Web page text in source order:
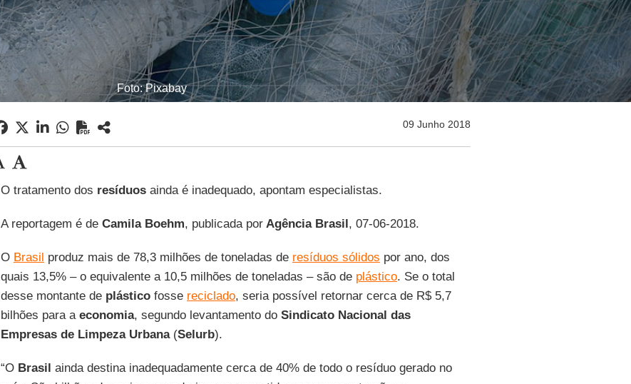
Foto: Pixabay
09 Junho 2018
O tratamento dos resíduosainda é inadequado, apontam especialistas.
A reportagem é de Camila Boehm, publicada porAgência Brasil, 07-06-2018.
O Brasil produz mais de 78,3 milhões de toneladas de resíduos sólidos por ano, dos
quais 13,5% – o equivalente a 10,5 milhões de toneladas – são de plástico. Se o total
desse montante de plásticofosse reciclado, seria possível retornar cerca de R$ 5,7
bilhões para a economia, segundo levantamento do Sindicato Nacional das
Empresas de Limpeza Urbana(Selurb).
“O Brasil ainda destina inadequadamente cerca de 40% de todo o resíduo gerado no